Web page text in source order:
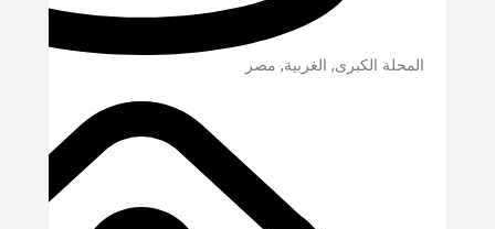
المحلة الكبرى, الغربية, مصر